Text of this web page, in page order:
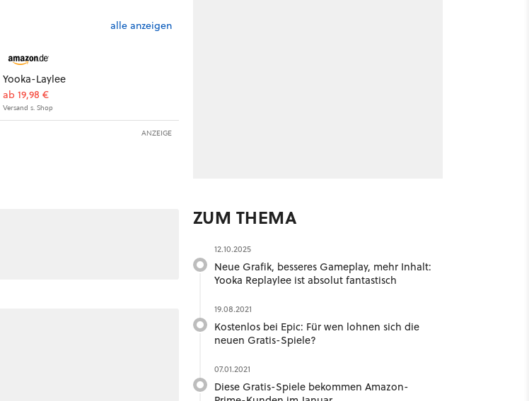
alle anzeigen
Yooka-Laylee
ab 19,98 €
Versand s. Shop
ANZEIGE
ZUM THEMA
12.10.2025
Neue Grafik, besseres Gameplay, mehr Inhalt:
Yooka Replaylee ist absolut fantastisch
19.08.2021
Kostenlos bei Epic: Für wen lohnen sich die
neuen Gratis-Spiele?
07.01.2021
Diese Gratis-Spiele bekommen Amazon-